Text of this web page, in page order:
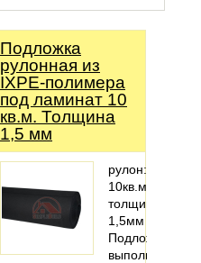
Подложка
рулонная из
IXPE-полимера
под ламинат 10
кв.м. Толщина
1,5 мм
рулон:
10кв.м.;
толщина:
1,5мм
Подложка
выполняет